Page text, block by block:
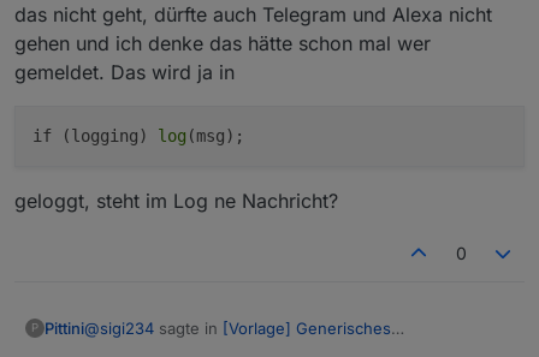
das nicht geht, dürfte auch Telegram und Alexa nicht
gehen und ich denke das hätte schon mal wer
gemeldet. Das wird ja in
if (logging) log
geloggt, steht im Log ne Nachricht?
0
P Pittini@sigi234 sagte in [Vorlage] Generisches